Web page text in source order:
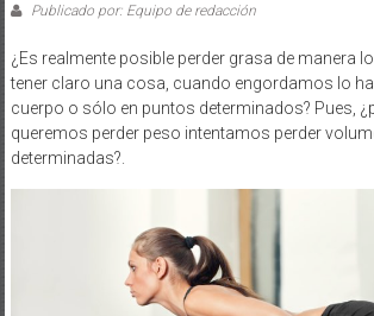
Publicado por: Equipo de redacción
¿Es realmente posible perder grasa de manera
tener claro una cosa, cuando engordamos lo
cuerpo o sólo en puntos determinados? Pues,
queremos perder peso intentamos perder
determinadas?.